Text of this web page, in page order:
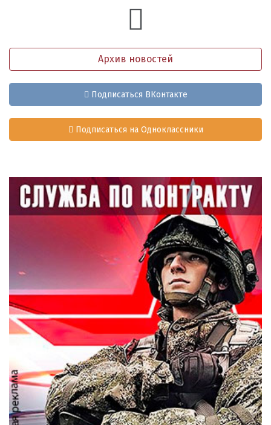
Архив новостей
Подписаться ВКонтакте
Подписаться на Одноклассники